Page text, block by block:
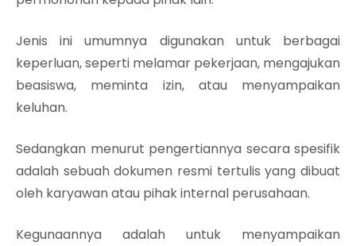
Jenis ini umumnya digunakan untuk berbagai
keperluan, seperti melamar pekerjaan, mengajukan
beasiswa, meminta izin, atau menyampaikan
keluhan.
Sedangkan menurut pengertiannya secara spesifik
adalah sebuah dokumen resmi tertulis yang dibuat
oleh karyawan atau pihak internal perusahaan.
Kegunaannya adalah untuk menyampaikan